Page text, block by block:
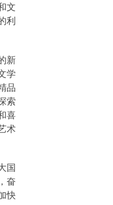
文
利
新
学
品
索
喜
术
国
奋
快